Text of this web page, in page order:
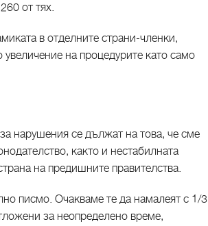
от тях.
в отделните страни-членки,
на процедурите като само
нарушения се дължат на това, че сме
както и нестабилната
на предишните правителства.
писмо. Очакваме те да намалеят с 1/3
за неопределено време,